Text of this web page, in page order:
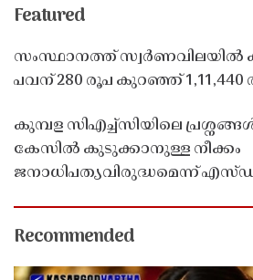
Featured
സംസ്ഥാനത്ത് സ്വർണവിലയിൽ
പവന് 280 രൂപ കുറഞ്ഞ് 1,11,440
കുമ്പള സിഎച്ച്സിയിലെ
കേസിൽ കുടുക്കാനുള്ള നീക്കം
ജനാധിപത്യവിരുദ്ധമെന്ന്
Recommended